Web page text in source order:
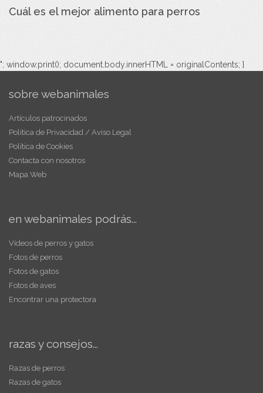
Cuál es el mejor alimento para perros
"; window.print(); document.body.innerHTML = originalContents; }
sobre webanimales
Artículos patrocinados
Política de Privacidad / Aviso Legal
Política de Cookies
Contacta con nosotros
Mapa Web
en webanimales podrás...
Vídeos de perros y gatos
Fotos de perros
Fotos de gatos
Fotos de aves
Encontrar una protectora
razas y consejos...
Razas de perros
Razas de gatos